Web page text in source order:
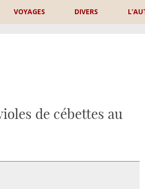
VOYAGES DIVERS
de cébettes au